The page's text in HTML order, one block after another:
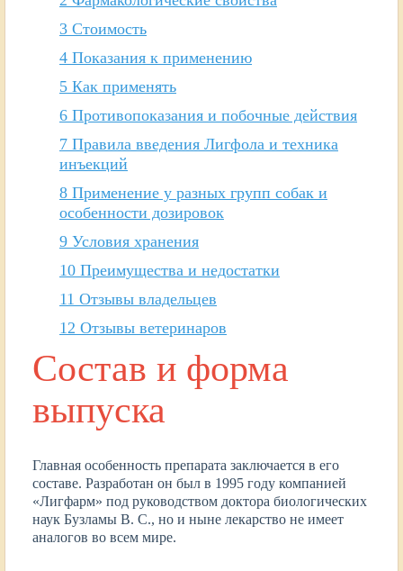
3 Стоимость
4 Показания к применению
5 Как применять
6 Противопоказания и побочные действия
7 Правила введения Лигфола и техника
инъекций
8 Применение у разных групп собак и
особенности дозировок
9 Условия хранения
10 Преимущества и недостатки
11 Отзывы владельцев
12 Отзывы ветеринаров
Состав и форма
выпуска
Главная особенность препарата заключается в его
составе. Разработан он был в 1995 году компанией
«Лигфарм» под руководством доктора биологических
наук Бузламы В. С., но и ныне лекарство не имеет
аналогов во всем мире.